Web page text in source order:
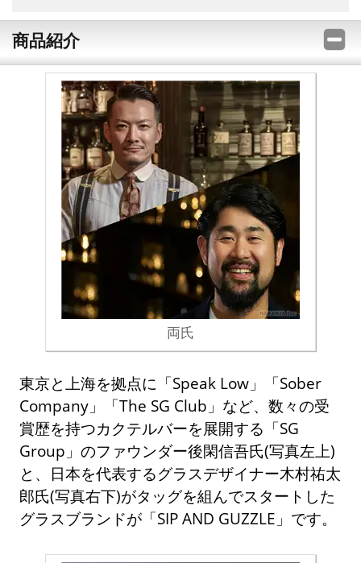
商品紹介
両氏
東京と上海を拠点に「Speak Low」「Sober
Company」「The SG Club」など、数々の受
賞歴を持つカクテルバーを展開する「SG
Group」のファウンダー後閑信吾氏(写真左上)
と、日本を代表するグラスデザイナー木村祐太
郎氏(写真右下)がタッグを組んでスタートした
グラスブランドが「SIP AND GUZZLE」です。